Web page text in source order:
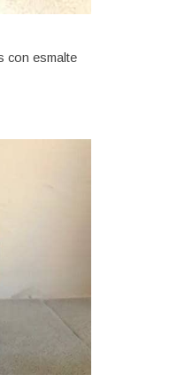
con esmalte